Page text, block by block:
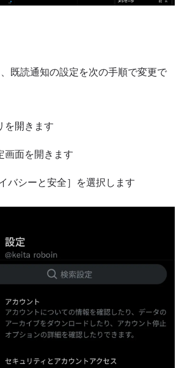
既読通知の設定を次の手順で変更で
を開きます
画面を開きます
イバシーと安全］を選択します